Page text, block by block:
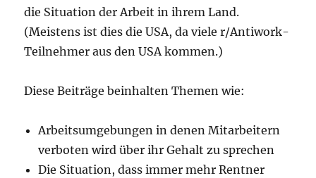
die Situation der Arbeit in ihrem Land.
(Meistens ist dies die USA, da viele r/Antiwork-
Teilnehmer aus den USA kommen.)
Diese Beiträge beinhalten Themen wie:
Arbeitsumgebungen in denen Mitarbeitern
verboten wird über ihr Gehalt zu sprechen
Die Situation, dass immer mehr Rentner